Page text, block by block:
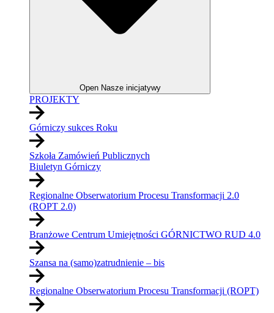
Open Nasze inicjatywy
PROJEKTY
Górniczy sukces Roku
Szkoła Zamówień Publicznych
Biuletyn Górniczy
Regionalne Obserwatorium Procesu Transformacji 2.0
(ROPT 2.0)
Branżowe Centrum Umiejętności GÓRNICTWO RUD 4.0
Szansa na (samo)zatrudnienie – bis
Regionalne Obserwatorium Procesu Transformacji (ROPT)